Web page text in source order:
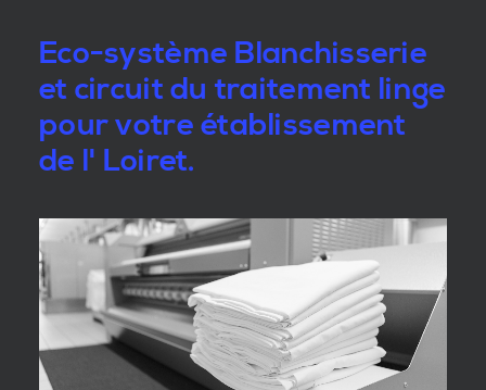
Eco-système Blanchisserie
et circuit du traitement linge
pour votre établissement
de l' Loiret.